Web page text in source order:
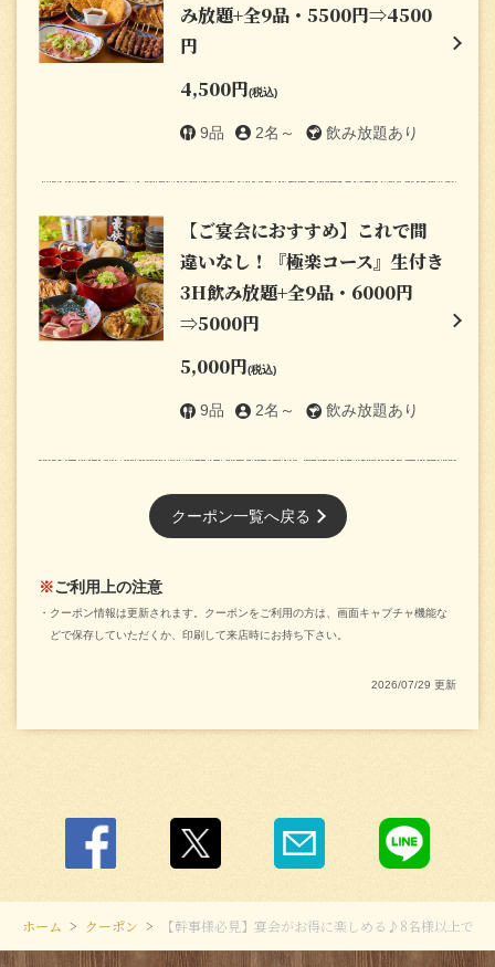
み放題+全9品・5500円⇒4500
円
4,500円(税込)
9品 2名～ 飲み放題あり
【ご宴会におすすめ】これで間
違いなし！『極楽コース』生付き
3H飲み放題+全9品・6000円
⇒5000円
5,000円(税込)
9品 2名～ 飲み放題あり
クーポン一覧へ戻る
ご利用上の注意
クーポン情報は更新されます。クーポンをご利用の方は、画面キャプチャ機能な
どで保存していただくか、印刷して来店時にお持ち下さい。
2026/07/29 更新
ホーム クーポン 【幹事様必見】宴会がお得に楽しめる♪8名様以上で1
この店舗情報をシェアする
【幹事様必見】宴会がお得に楽しめる♪8名様以上で1名様分
無料！16名様以上で2名様分無料！ | 【全席個室】炭火焼き
愛知県豊田市若宮町１‐２３ GSEVENS豊田 7F
お店情報をコピー